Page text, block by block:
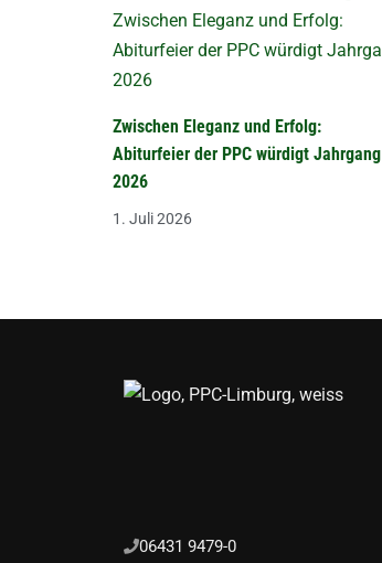
Zwischen Eleganz und Erfolg:
Abiturfeier der PPC würdigt Jahrgang
2026
1. Juli 2026
06431 9479-0